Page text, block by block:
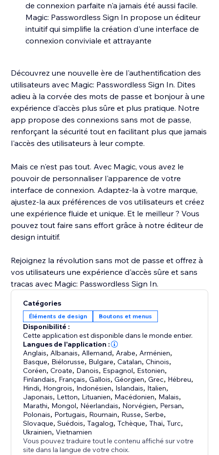
de connexion parfaite n'a jamais été aussi facile.
Magic: Passwordless Sign In propose un éditeur
intuitif qui simplifie la création d'une interface de
connexion conviviale et attrayante
Découvrez une nouvelle ère de l'authentification des
utilisateurs avec Magic: Passwordless Sign In. Dites
adieu à la corvée des mots de passe et bonjour à une
expérience d'accès plus sûre et plus pratique. Notre
app propose des connexions sans mot de passe,
renforçant la sécurité tout en facilitant plus que jamais
l'accès des utilisateurs à leur compte.
Mais ce n'est pas tout. Avec Magic, vous avez le
pouvoir de personnaliser l'apparence de votre
interface de connexion. Adaptez-la à votre marque,
ajustez-la aux préférences de vos utilisateurs et créez
une expérience fluide et unique. Et le meilleur ? Vous
pouvez tout faire sans effort grâce à notre éditeur de
design intuitif.
Rejoignez la révolution sans mot de passe et offrez à
vos utilisateurs une expérience d'accès sûre et sans
tracas avec Magic: Passwordless Sign In.
Catégories
Éléments de design Boutons et menus
Disponibilité :
Cette application est disponible dans le monde entier.
Langues de l'application :
Anglais, Albanais, Allemand, Arabe, Arménien,
Basque, Biélorusse, Bulgare,Catalan,Chinois,
Coréen,Croate, Danois, Espagnol, Estonien,
Finlandais, Français,Gallois,Géorgien,Grec, Hébreu,
Hindi, Hongrois, Indonésien, Islandais, Italien,
Japonais, Letton, Lituanien, Macédonien, Malais,
Marathi, Mongol, Néerlandais, Norvégien, Persan,
Polonais, Portugais, Roumain, Russe,Serbe,
Slovaque,Suédois,Tagalog,Tchèque,Thaï,Turc,
Ukrainien,Vietnamien
Vous pouvez traduire tout le contenu affiché sur votre
site dans la langue de votre choix.